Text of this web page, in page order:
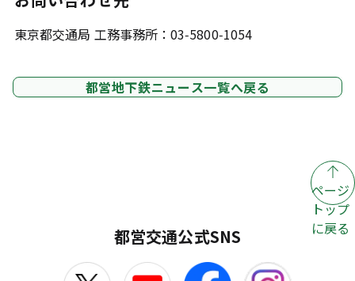
東京都交通局 工務事務所：03-5800-1054
都営地下鉄ニュース一覧へ戻る
ページ
トップ
に戻る
都営交通公式SNS